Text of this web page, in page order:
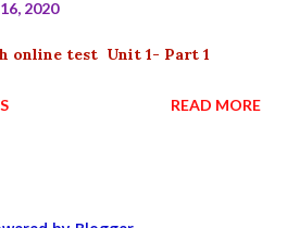
2020
online test Unit 1- Part 1
READ MORE